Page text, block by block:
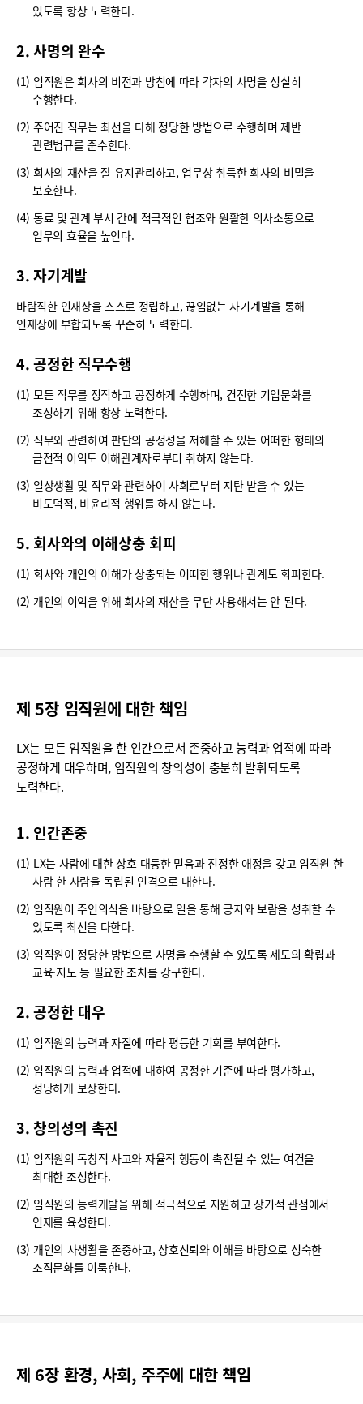
있도록 항상 노력한다.
2. 사명의 완수
(1) 임직원은 회사의 비전과 방침에 따라 각자의 사명을 성실히
수행한다.
(2) 주어진 직무는 최선을 다해 정당한 방법으로 수행하며 제반
관련법규를 준수한다.
(3) 회사의 재산을 잘 유지관리하고, 업무상 취득한 회사의 비밀을
보호한다.
(4) 동료 및 관계 부서 간에 적극적인 협조와 원활한 의사소통으로
업무의 효율을 높인다.
3. 자기계발
바람직한 인재상을 스스로 정립하고, 끊임없는 자기계발을 통해
인재상에 부합되도록 꾸준히 노력한다.
4. 공정한 직무수행
(1) 모든 직무를 정직하고 공정하게 수행하며, 건전한 기업문화를
조성하기 위해 항상 노력한다.
(2) 직무와 관련하여 판단의 공정성을 저해할 수 있는 어떠한 형태의
금전적 이익도 이해관계자로부터 취하지 않는다.
(3) 일상생활 및 직무와 관련하여 사회로부터 지탄 받을 수 있는
비도덕적, 비윤리적 행위를 하지 않는다.
5. 회사와의 이해상충 회피
(1) 회사와 개인의 이해가 상충되는 어떠한 행위나 관계도 회피한다.
(2) 개인의 이익을 위해 회사의 재산을 무단 사용해서는 안 된다.
제 5장 임직원에 대한 책임
LX는 모든 임직원을 한 인간으로서 존중하고 능력과 업적에 따라
공정하게 대우하며, 임직원의 창의성이 충분히 발휘되도록
노력한다.
1. 인간존중
(1) LX는 사람에 대한 상호 대등한 믿음과 진정한 애정을 갖고 임직원 한
사람 한 사람을 독립된 인격으로 대한다.
(2) 임직원이 주인의식을 바탕으로 일을 통해 긍지와 보람을 성취할 수
있도록 최선을 다한다.
(3) 임직원이 정당한 방법으로 사명을 수행할 수 있도록 제도의 확립과
교육·지도 등 필요한 조치를 강구한다.
2. 공정한 대우
(1) 임직원의 능력과 자질에 따라 평등한 기회를 부여한다.
(2) 임직원의 능력과 업적에 대하여 공정한 기준에 따라 평가하고,
정당하게 보상한다.
3. 창의성의 촉진
(1) 임직원의 독창적 사고와 자율적 행동이 촉진될 수 있는 여건을
최대한 조성한다.
(2) 임직원의 능력개발을 위해 적극적으로 지원하고 장기적 관점에서
인재를 육성한다.
(3) 개인의 사생활을 존중하고, 상호신뢰와 이해를 바탕으로 성숙한
조직문화를 이룩한다.
제 6장 환경, 사회, 주주에 대한 책임